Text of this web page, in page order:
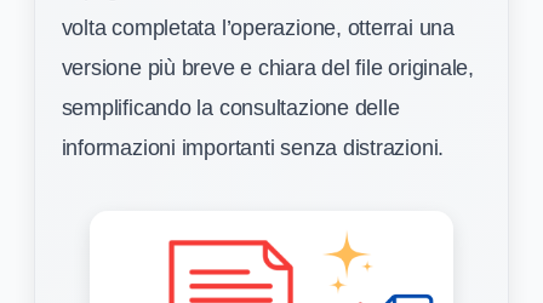
volta completata l’operazione, otterrai una
versione più breve e chiara del file originale,
semplificando la consultazione delle
informazioni importanti senza distrazioni.